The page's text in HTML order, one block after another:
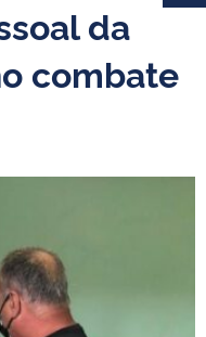
da
combate